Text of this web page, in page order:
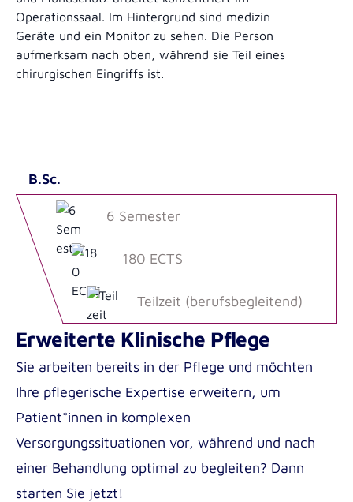
M.A.
B.Sc.
6 Semester
180 ECTS
Teilzeit (berufsbegleitend)
Erweiterte Klinische Pflege
Sie arbeiten bereits in der Pflege und möchten
Ihre pflegerische Expertise erweitern, um
Patient*innen in komplexen
Versorgungssituationen vor, während und nach
einer Behandlung optimal zu begleiten? Dann
starten Sie jetzt!